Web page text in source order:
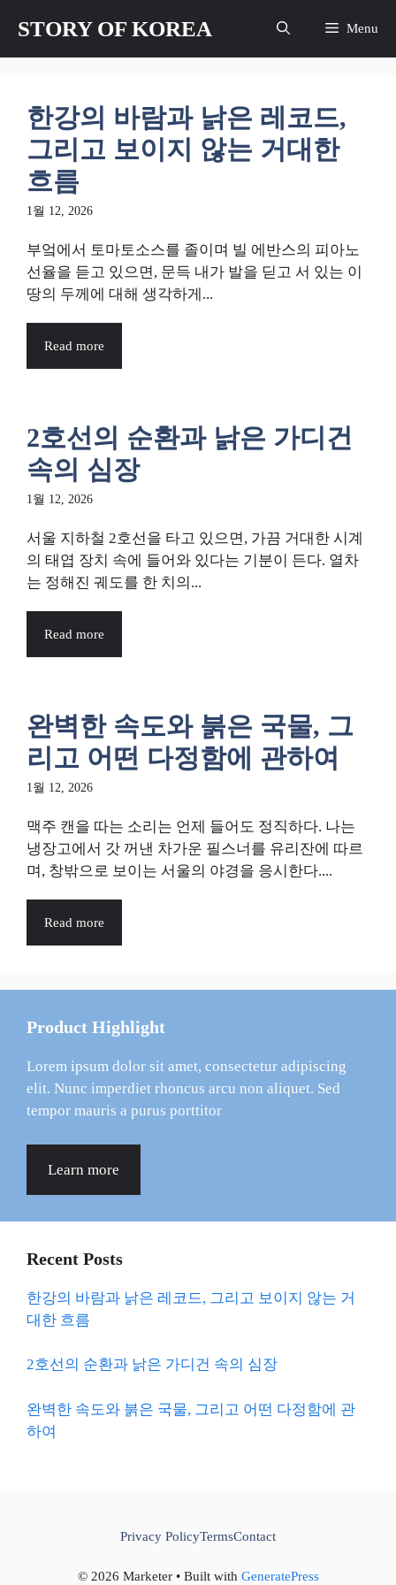
츠
STORY OF KOREA Menu
한강의 바람과 낡은 레코드,
그리고 보이지 않는 거대한
흐름
1월 12, 2026
부엌에서 토마토소스를 졸이며 빌 에반스의 피아노
선율을 듣고 있으면, 문득 내가 발을 딛고 서 있는 이
땅의 두께에 대해 생각하게...
Read more
2호선의 순환과 낡은 가디건
속의 심장
1월 12, 2026
서울 지하철 2호선을 타고 있으면, 가끔 거대한 시계
의 태엽 장치 속에 들어와 있다는 기분이 든다. 열차
는 정해진 궤도를 한 치의...
Read more
완벽한 속도와 붉은 국물, 그
리고 어떤 다정함에 관하여
1월 12, 2026
맥주 캔을 따는 소리는 언제 들어도 정직하다. 나는
냉장고에서 갓 꺼낸 차가운 필스너를 유리잔에 따르
며, 창밖으로 보이는 서울의 야경을 응시한다....
Read more
Product Highlight
Lorem ipsum dolor sit amet, consectetur adipiscing
elit. Nunc imperdiet rhoncus arcu non aliquet. Sed
tempor mauris a purus porttitor
Learn more
Recent Posts
한강의 바람과 낡은 레코드, 그리고 보이지 않는 거
대한 흐름
2호선의 순환과 낡은 가디건 속의 심장
완벽한 속도와 붉은 국물, 그리고 어떤 다정함에 관
하여
© 2026 Marketer • Built with GeneratePress
Privacy PolicyTermsContact